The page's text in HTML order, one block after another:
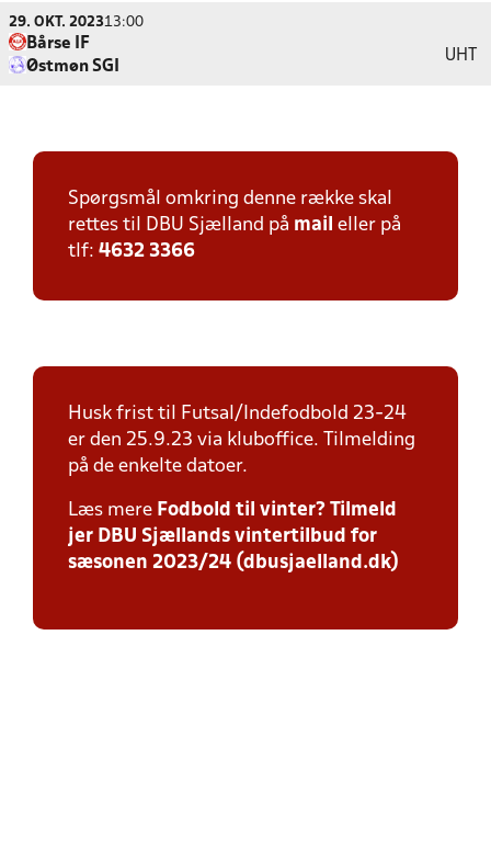
29. OKT. 202313:00
Bårse IF
Østmøn SGI
UHT
Spørgsmål omkring denne række skal
rettes til DBU Sjælland på mail eller på
tlf: 4632 3366
Husk frist til Futsal/Indefodbold 23-24
er den 25.9.23 via kluboffice. Tilmelding
på de enkelte datoer.
Læs mere Fodbold til vinter? Tilmeld
jer DBU Sjællands vintertilbud for
sæsonen 2023/24 (dbusjaelland.dk)